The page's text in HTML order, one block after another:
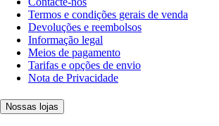
Termos e condições gerais de venda
Devoluções e reembolsos
Informação legal
Meios de pagamento
Tarifas e opções de envio
Nota de Privacidade
Nossas lojas